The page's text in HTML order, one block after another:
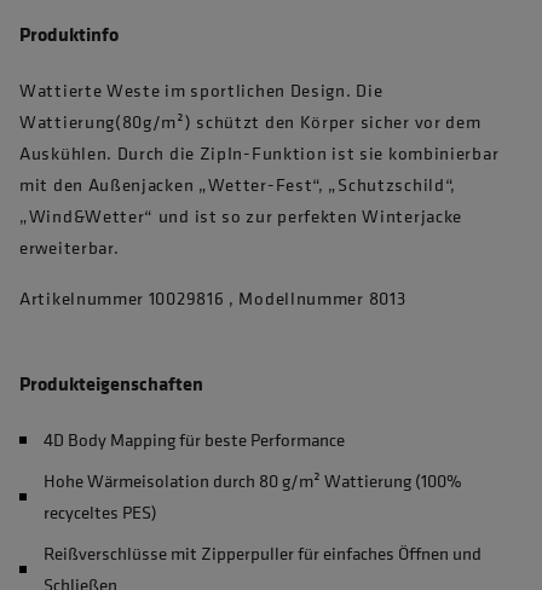
Produktinfo
Wattierte Weste im sportlichen Design. Die
Wattierung(80g/m²) schützt den Körper sicher vor dem
Auskühlen. Durch die ZipIn-Funktion ist sie kombinierbar
mit den Außenjacken „Wetter-Fest“, „Schutzschild“,
„Wind&Wetter“ und ist so zur perfekten Winterjacke
erweiterbar.
Artikelnummer 10029816 , Modellnummer 8013
Produkteigenschaften
4D Body Mapping für beste Performance
Hohe Wärmeisolation durch 80 g/m² Wattierung (100%
recyceltes PES)
Reißverschlüsse mit Zipperpuller für einfaches Öffnen und
Schließen